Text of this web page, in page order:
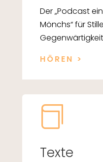
Der „Podcast
Mönchs“ für
HÖREN >

Texte